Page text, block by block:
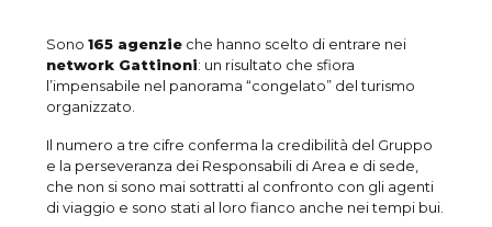
Sono165 agenzie che hanno scelto di entrare nei
network Gattinoni: un risultato che sfiora
l’impensabile nel panorama “congelato” del turismo
organizzato.
Il numero a tre cifre conferma la credibilità del Gruppo
e la perseveranza dei Responsabili di Area e di sede,
che non si sono mai sottratti al confronto con gli agenti
di viaggio e sono stati al loro fianco anche nei tempi bui.